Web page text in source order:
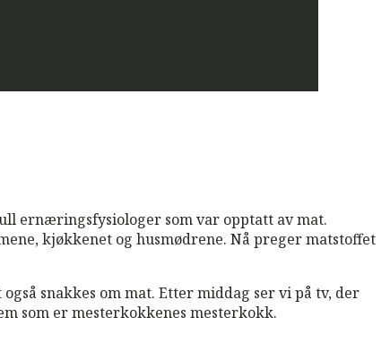
ernæringsfysiologer som var opptatt av mat.
kjøkkenet og husmødrene. Nå preger matstoffet
snakkes om mat. Etter middag ser vi på tv, der
som er mesterkokkenes mesterkokk.